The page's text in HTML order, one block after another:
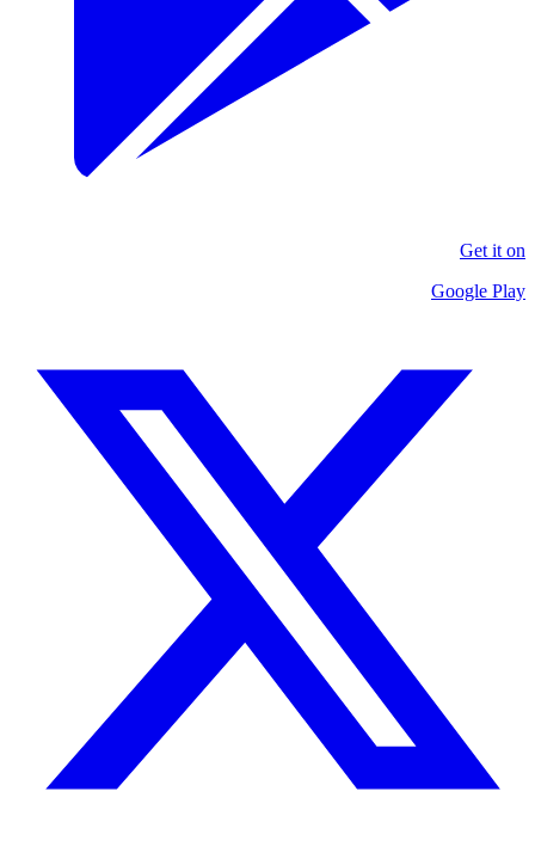
Get it on
Google Play